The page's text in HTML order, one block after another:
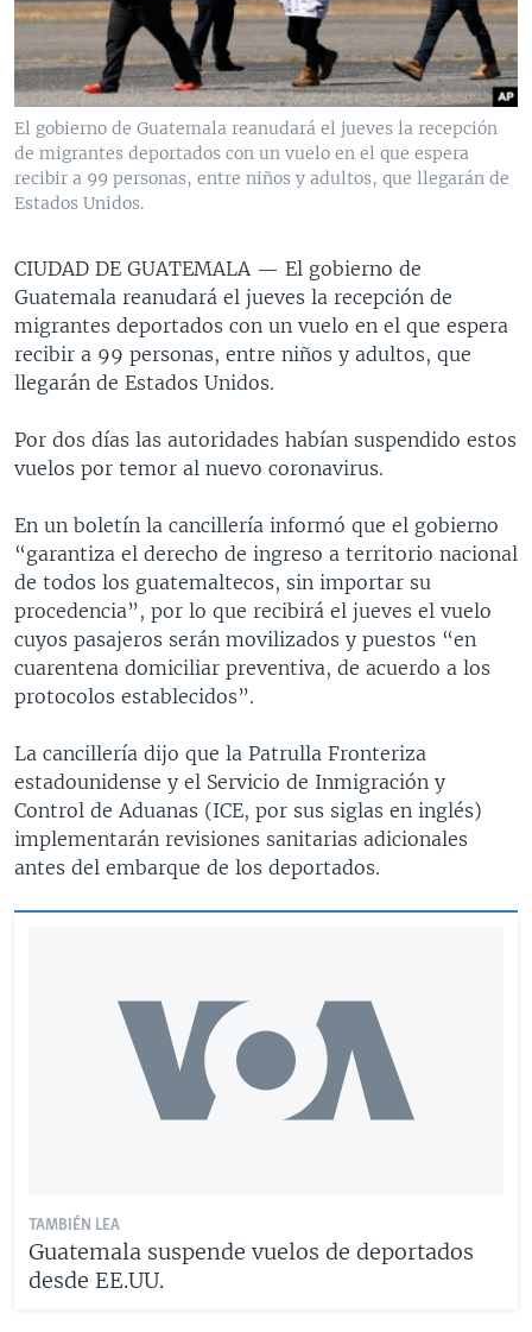
VENEZUELA
BRASIL
NICARAGUA
ECONOMÍA
ENTRETENIMIENTO Y CULTURA
TECNOLOGÍA
DEPORTES
CIENCIA Y SALUD
MULTIMEDIA
VIDEOS
FOTOGRAFÍA
AUDIOS
PROGRAMAS TV
EL MUNDO AL DÍA
FORO INTERAMERICANO
VISIÓN 360
PANORAMA
RADIO
AVANCE INFORMATIVO
AUDIONOTICIAS
ESTADOS UNIDOS AL DÍA
EL MUNDO AL DÍA [RADIO]
FORO [RADIO]
NOTA ECONÓMICA
DIRECT
DOCUMENTALES DE LA VOA
SÍGANOS
Idiomas
El gobierno de Guatemala reanudará el jueves la recepción
de migrantes deportados con un vuelo en el que espera
recibir a 99 personas, entre niños y adultos, que llegarán de
Estados Unidos.
CIUDAD DE GUATEMALA — El gobierno de
Guatemala reanudará el jueves la recepción de
migrantes deportados con un vuelo en el que espera
recibir a 99 personas, entre niños y adultos, que
llegarán de Estados Unidos.
Por dos días las autoridades habían suspendido estos
vuelos por temor al nuevo coronavirus.
En un boletín la cancillería informó que el gobierno
“garantiza el derecho de ingreso a territorio nacional
de todos los guatemaltecos, sin importar su
procedencia”, por lo que recibirá el jueves el vuelo
cuyos pasajeros serán movilizados y puestos “en
cuarentena domiciliar preventiva, de acuerdo a los
protocolos establecidos”.
La cancillería dijo que la Patrulla Fronteriza
estadounidense y el Servicio de Inmigración y
Control de Aduanas (ICE, por sus siglas en inglés)
implementarán revisiones sanitarias adicionales
antes del embarque de los deportados.
TAMBIÉN LEA
Guatemala suspende vuelos de deportados
desde EE.UU.